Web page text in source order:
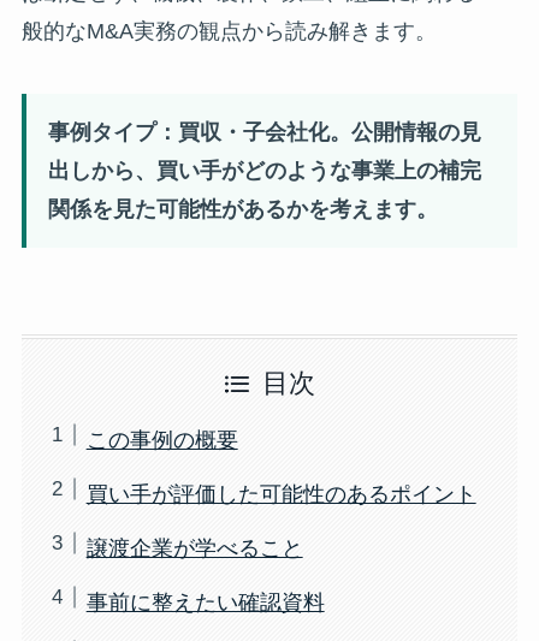
般的なM&A実務の観点から読み解きます。
事例タイプ：買収・子会社化。公開情報の見
出しから、買い手がどのような事業上の補完
関係を見た可能性があるかを考えます。
目次
この事例の概要
買い手が評価した可能性のあるポイント
譲渡企業が学べること
事前に整えたい確認資料